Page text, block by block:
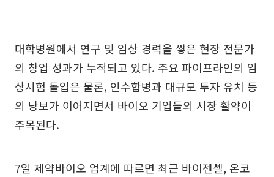
대학병원에서 연구 및 임상 경력을 쌓은 현장 전문가
의 창업 성과가 누적되고 있다. 주요 파이프라인의 임
상시험 돌입은 물론, 인수합병과 대규모 투자 유치 등
의 낭보가 이어지면서 바이오 기업들의 시장 활약이
주목된다.
7일 제약바이오 업계에 따르면 최근 바이젠셀, 온코